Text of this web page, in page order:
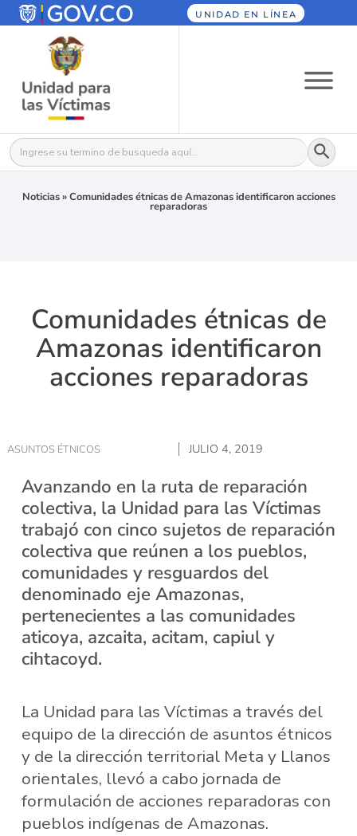
UNIDAD EN LÍNEA
Buscar: Botón
Noticias»Comunidades étnicas de Amazonas identificaron acciones
reparadoras
Comunidades étnicas de
Amazonas identificaron
acciones reparadoras
ASUNTOS ÉTNICOS JULIO 4, 2019
Avanzando en la ruta de reparación
colectiva, la Unidad para las Víctimas
trabajó con cinco sujetos de reparación
colectiva que reúnen a los pueblos,
comunidades y resguardos del
denominado eje Amazonas,
pertenecientes a las comunidades
aticoya, azcaita, acitam, capiul y
cihtacoyd.
La Unidad para las Víctimas a través del
equipo de la dirección de asuntos étnicos
y de la dirección territorial Meta y Llanos
orientales, llevó a cabo jornada de
formulación de acciones reparadoras con
pueblos indígenas de Amazonas.